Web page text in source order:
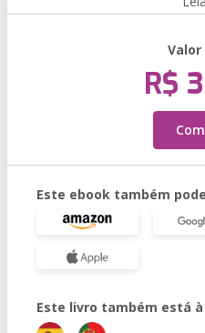
R$
Este ebook também
Este livro também está